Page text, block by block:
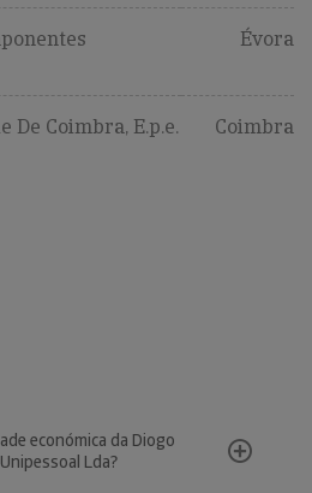
Évora
De Coimbra, E.p.e. Coimbra
económica da Diogo
Lda?